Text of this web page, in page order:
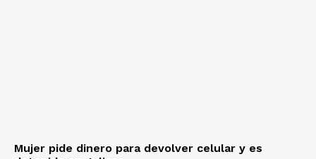
Mujer pide dinero para devolver celular y es